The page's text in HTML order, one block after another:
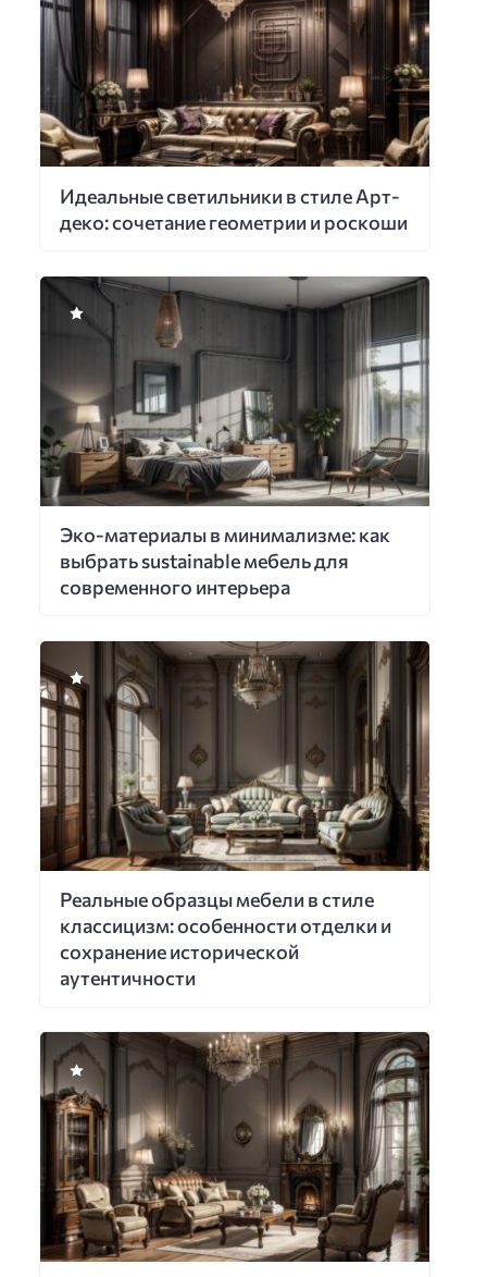
Идеальные светильники в стиле Арт-
деко: сочетание геометрии и роскоши
Эко-материалы в минимализме: как
выбрать sustainable мебель для
современного интерьера
Реальные образцы мебели в стиле
классицизм: особенности отделки и
сохранение исторической
аутентичности